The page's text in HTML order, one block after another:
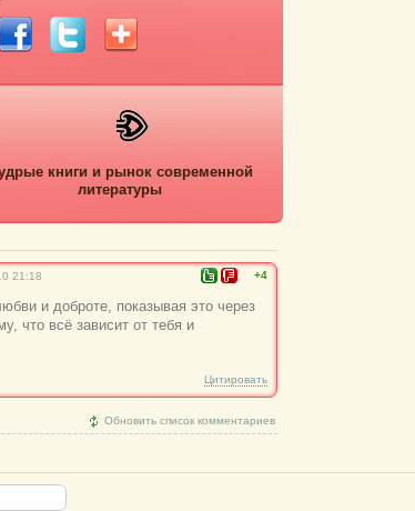
книги и рынок современной
литературы
+4
21:18
и доброте, показывая это через
что всё зависит от тебя и
Цитировать
Обновить список комментариев